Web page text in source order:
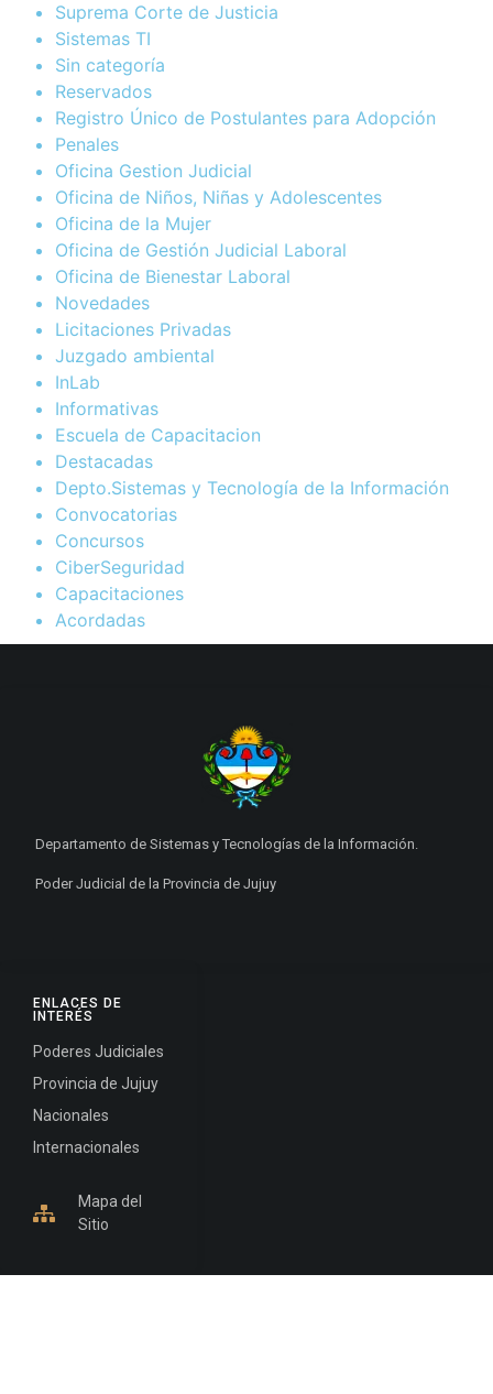
Suprema Corte de Justicia
Sistemas TI
Sin categoría
Reservados
Registro Único de Postulantes para Adopción
Penales
Oficina Gestion Judicial
Oficina de Niños, Niñas y Adolescentes
Oficina de la Mujer
Oficina de Gestión Judicial Laboral
Oficina de Bienestar Laboral
Novedades
Licitaciones Privadas
Juzgado ambiental
InLab
Informativas
Escuela de Capacitacion
Destacadas
Depto.Sistemas y Tecnología de la Información
Convocatorias
Concursos
CiberSeguridad
Capacitaciones
Acordadas
ENLACES DE
INTERÉS
Poderes Judiciales
Provincia de Jujuy
Nacionales
Internacionales
Mapa del
Sitio
Departamento de Sistemas y Tecnologías de la Información.
Poder Judicial de la Provincia de Jujuy